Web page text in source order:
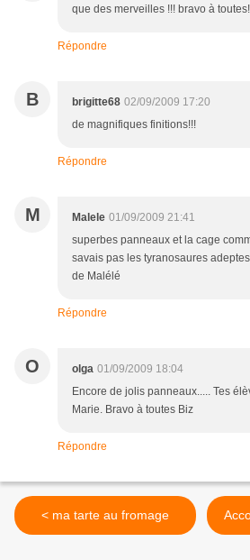
que des merveilles !!! bravo à toutes!
Répondre
B brigitte68 02/09/2009 17:20
de magnifiques finitions!!!
Répondre
M Malele 01/09/2009 21:41
superbes panneaux et la cage
savais pas les tyranosaures
de Malélé
Répondre
O olga 01/09/2009 18:04
Encore de jolis panneaux..... Tes
Marie. Bravo à toutes Biz
Répondre
< ma tarte au fromage